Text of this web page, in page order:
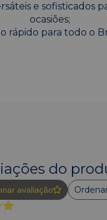
e sofisticados
ocasiões;
rápido para todo o
do
avaliação